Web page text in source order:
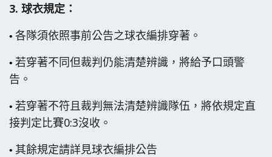
3. 球衣規定：
• 各隊須依照事前公告之球衣編排穿著。
• 若穿著不同但裁判仍能清楚辨識，將給予口頭警
告。
• 若穿著不符且裁判無法清楚辨識隊伍，將依規定直
接判定比賽0:3沒收。
• 其餘規定請詳見球衣編排公告